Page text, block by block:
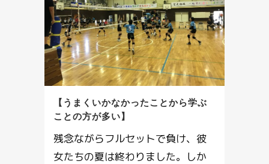
【うまくいかなかったことから学ぶ
ことの方が多い】
残念ながらフルセットで負け、彼
女たちの夏は終わりました。しか